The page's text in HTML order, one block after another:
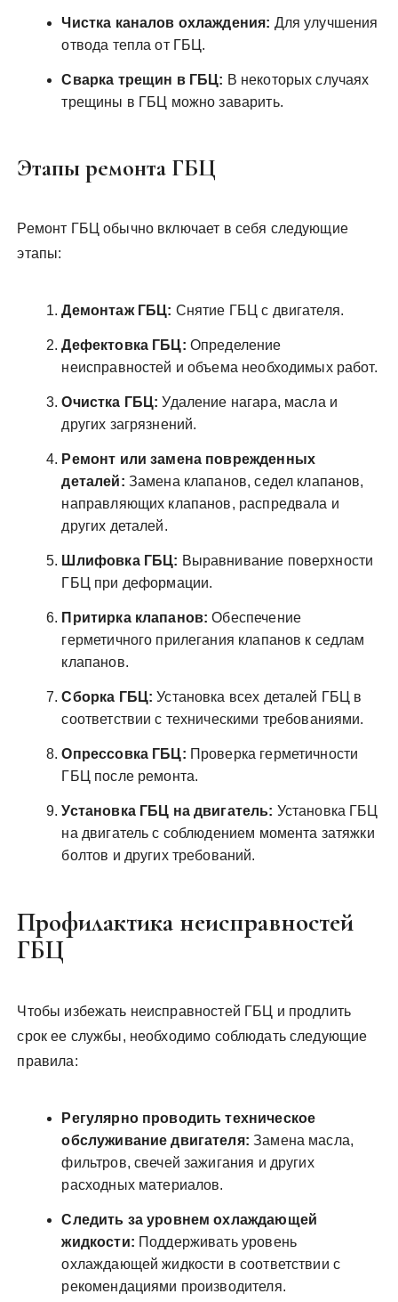
Чистка каналов охлаждения: Для улучшения
отвода тепла от ГБЦ.
Сварка трещин в ГБЦ: В некоторых случаях
трещины в ГБЦ можно заварить.
Этапы ремонта ГБЦ
Ремонт ГБЦ обычно включает в себя следующие
этапы:
Демонтаж ГБЦ: Снятие ГБЦ с двигателя.
Дефектовка ГБЦ: Определение
неисправностей и объема необходимых работ.
Очистка ГБЦ: Удаление нагара, масла и
других загрязнений.
Ремонт или замена поврежденных
деталей: Замена клапанов, седел клапанов,
направляющих клапанов, распредвала и
других деталей.
Шлифовка ГБЦ: Выравнивание поверхности
ГБЦ при деформации.
Притирка клапанов: Обеспечение
герметичного прилегания клапанов к седлам
клапанов.
Сборка ГБЦ: Установка всех деталей ГБЦ в
соответствии с техническими требованиями.
Опрессовка ГБЦ: Проверка герметичности
ГБЦ после ремонта.
Установка ГБЦ на двигатель: Установка ГБЦ
на двигатель с соблюдением момента затяжки
болтов и других требований.
Профилактика неисправностей
ГБЦ
Чтобы избежать неисправностей ГБЦ и продлить
срок ее службы, необходимо соблюдать следующие
правила:
Регулярно проводить техническое
обслуживание двигателя: Замена масла,
фильтров, свечей зажигания и других
расходных материалов.
Следить за уровнем охлаждающей
жидкости: Поддерживать уровень
охлаждающей жидкости в соответствии с
рекомендациями производителя.